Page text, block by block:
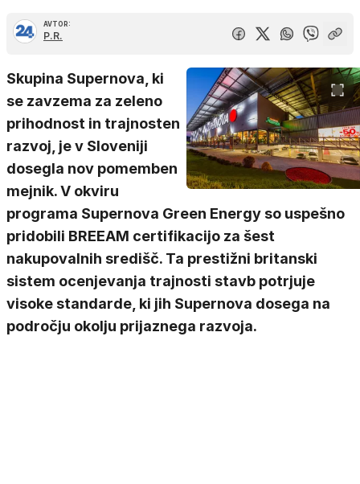
AVTOR:
P.R.
Skupina Supernova, ki
se zavzema za zeleno
prihodnost in trajnosten
razvoj, je v Sloveniji
dosegla nov pomemben
mejnik. V okviru
programa Supernova Green Energy so uspešno
pridobili BREEAM certifikacijo za šest
nakupovalnih središč. Ta prestižni britanski
sistem ocenjevanja trajnosti stavb potrjuje
visoke standarde, ki jih Supernova dosega na
področju okolju prijaznega razvoja.